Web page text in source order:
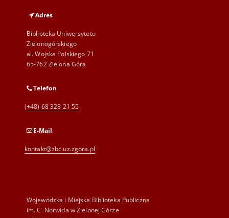
Adres
Biblioteka Uniwersytetu
Zielonogórskiego
al. Wojska Polskiego 71
65-762 Zielona Góra
Telefon
(+48) 68 328 21 55
E-Mail
kontakt@zbc.uz.zgora.pl
Wojewódzka i Miejska Biblioteka Publiczna
im. C. Norwida w Zielonej Górze